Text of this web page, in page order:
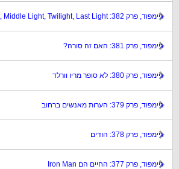
גיימפוד, פרק 382: First Light, Middle Light, Twilight, Last Light
גיימפוד, פרק 381: האם זה סורה?
גיימפוד, פרק 380: לא סופר מריו וורלד
גיימפוד, פרק 379: הערות מאנשים ברחוב
גיימפוד, פרק 378: הודים
גיימפוד, פרק 377: החיים הם Iron Man